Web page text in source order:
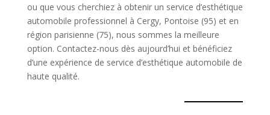
ou que vous cherchiez à obtenir un service d’esthétique
automobile professionnel à Cergy, Pontoise (95) et en
région parisienne (75), nous sommes la meilleure
option. Contactez-nous dès aujourd’hui et bénéficiez
d’une expérience de service d’esthétique automobile de
haute qualité.